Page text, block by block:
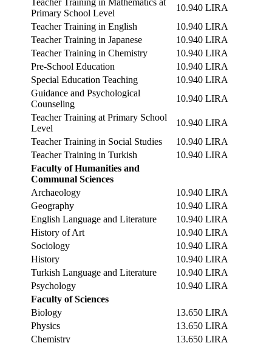
Teacher Training in Mathematics at
Primary School Level
10.940 LIRA
Teacher Training in English
10.940 LIRA
Teacher Training in Japanese
10.940 LIRA
Teacher Training in Chemistry
10.940 LIRA
Pre-School Education
10.940 LIRA
Special Education Teaching
10.940 LIRA
Guidance and Psychological
Counseling
10.940 LIRA
Teacher Training at Primary School
Level
10.940 LIRA
Teacher Training in Social Studies
10.940 LIRA
Teacher Training in Turkish
10.940 LIRA
Faculty of Humanities and
Communal Sciences
Archaeology
10.940 LIRA
Geography
10.940 LIRA
English Language and Literature
10.940 LIRA
History of Art
10.940 LIRA
Sociology
10.940 LIRA
History
10.940 LIRA
Turkish Language and Literature
10.940 LIRA
Psychology
10.940 LIRA
Faculty of Sciences
Biology
13.650 LIRA
Physics
13.650 LIRA
Chemistry
13.650 LIRA